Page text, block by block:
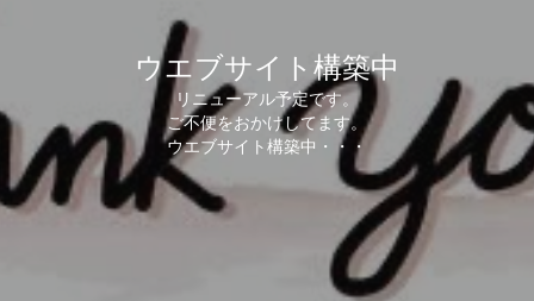
ウエブサイト構築中
リニューアル予定です。
ご不便をおかけしてます。
ウエブサイト構築中・・・